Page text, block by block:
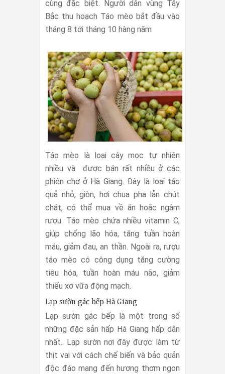
cùng đặc biệt. Người dân vùng Tây
Bắc thu hoạch Táo mèo bắt đầu vào
tháng 8 tới tháng 10 hàng năm
Táo mèo là loại cây mọc tự nhiên
nhiều và được bán rất nhiều ở các
phiên chợ ở Hà Giang. Đây là loại táo
quả nhỏ, giòn, hơi chua pha lẫn chút
chát, có thể mua về ăn hoặc ngâm
rượu. Táo mèo chứa nhiều vitamin C,
giúp chống lão hóa, tăng tuần hoàn
máu, giảm đau, an thần. Ngoài ra, rượu
táo mèo có công dụng tăng cường
tiêu hóa, tuần hoàn máu não, giảm
thiểu xơ vữa động mạch.
Lạp sườn gác bếp Hà Giang
Lạp sườn gác bếp là một trong số
những đặc sản hấp Hà Giang hấp dẫn
nhất.. Lạp sườn nơi đây được làm từ
thịt vai với cách chế biến và bảo quản
độc đáo mang đến hương thơm ngon